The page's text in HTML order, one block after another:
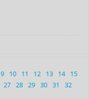
9 10 11 12 13 14
15
27 28 29 30 31 32